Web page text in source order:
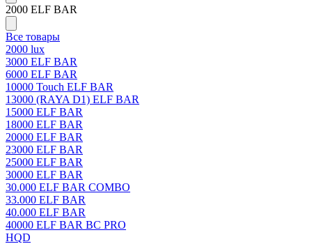
2000 ELF BAR
Все товары
2000 lux
3000 ELF BAR
6000 ELF BAR
10000 Touch ELF BAR
13000 (RAYA D1) ELF BAR
15000 ELF BAR
18000 ELF BAR
20000 ELF BAR
23000 ELF BAR
25000 ELF BAR
30000 ELF BAR
30.000 ELF BAR COMBO
33.000 ELF BAR
40.000 ELF BAR
40000 ELF BAR BC PRO
HQD